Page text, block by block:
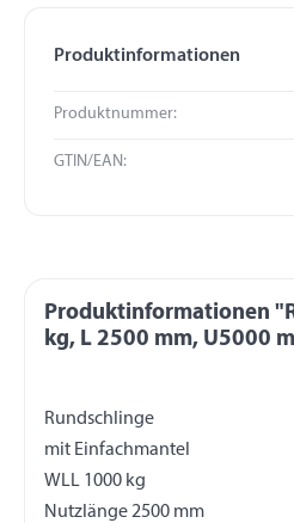
Produktinformationen
Produktnummer:
GTIN/EAN:
Produktinformationen
kg, L 2500 mm, U5000
Rundschlinge
mit Einfachmantel
WLL 1000 kg
Nutzlänge 2500 mm